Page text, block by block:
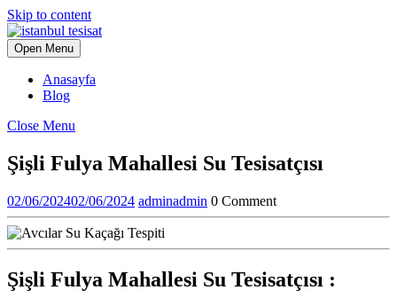
Skip to content
Open Menu
Anasayfa
Blog
Close Menu
Şişli Fulya Mahallesi Su Tesisatçısı
02/06/202402/06/2024 adminadmin 0 Comment
Şişli Fulya Mahallesi Su Tesisatçısı :